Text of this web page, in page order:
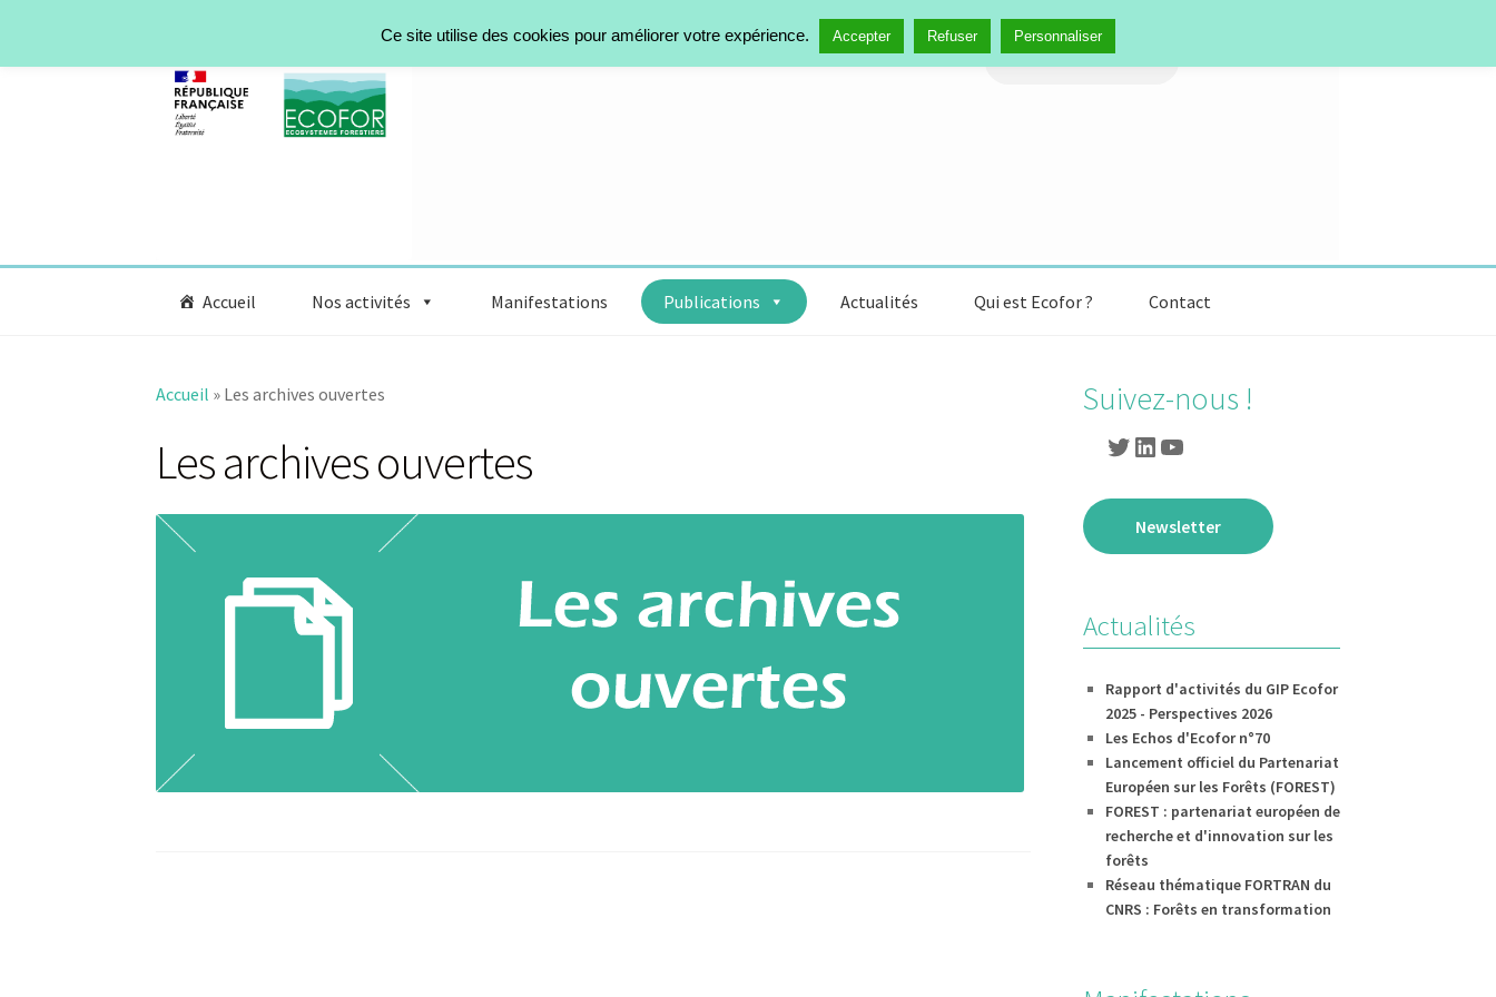
Rechercher :
Accueil Nos activités Manifestations Publications Actualités Qui est Ecofor ? Contact
Accueil » Les archives ouvertes
Les archives ouvertes
Suivez-nous !
Twitter
LinkedIn
YouTube
Newsletter
Actualités
Rapport d'activités du GIP Ecofor
2025 - Perspectives 2026
Les Echos d'Ecofor n°70
Lancement officiel du Partenariat
Européen sur les Forêts (FOREST)
FOREST : partenariat européen de
recherche et d'innovation sur les
forêts
Réseau thématique FORTRAN du
CNRS : Forêts en transformation
Ce site utilise des cookies pour améliorer votre expérience. Accepter Refuser Personnaliser